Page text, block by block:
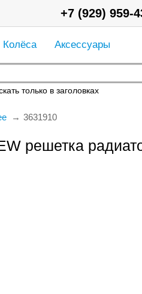
+7 (929) 959-
Колёса Аксессуары
только в заголовках
3631910
решетка